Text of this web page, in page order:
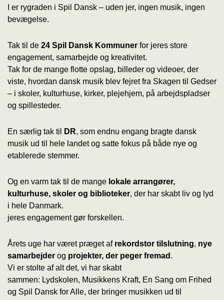
I er rygraden i Spil Dansk – uden jer, ingen musik, ingen
bevægelse.
Tak til de 24 Spil Dansk Kommuner for jeres store
engagement, samarbejde og kreativitet.
Tak for de mange flotte opslag, billeder og videoer, der
viste, hvordan dansk musik blev fejret fra Skagen til Gedser
– i skoler, kulturhuse, kirker, plejehjem, på arbejdspladser
og spillesteder.
En særlig tak til DR, som endnu engang bragte dansk
musik ud til hele landet og satte fokus på både nye og
etablerede stemmer.
Og en varm tak til de mange lokale arrangører,
kulturhuse, skoler og biblioteker, der har skabt liv og lyd
i hele Danmark.
jeres engagement gør forskellen.
Årets uge har været præget af rekordstor tilslutning, nye
samarbejder og projekter, der peger fremad .
Vi er stolte af alt det, vi har skabt
sammen: Lydskolen, Musikkens Kraft, En Sang om Frihed
og Spil Dansk for Alle, der bringer musikken ud til